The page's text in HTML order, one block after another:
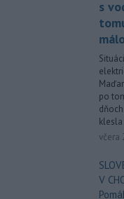
s
po
včera
V